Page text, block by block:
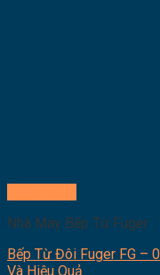
Nhà Máy Bếp Từ Fuger
Bếp Từ Đôi Fuger FG –
Và Hiệu Quả